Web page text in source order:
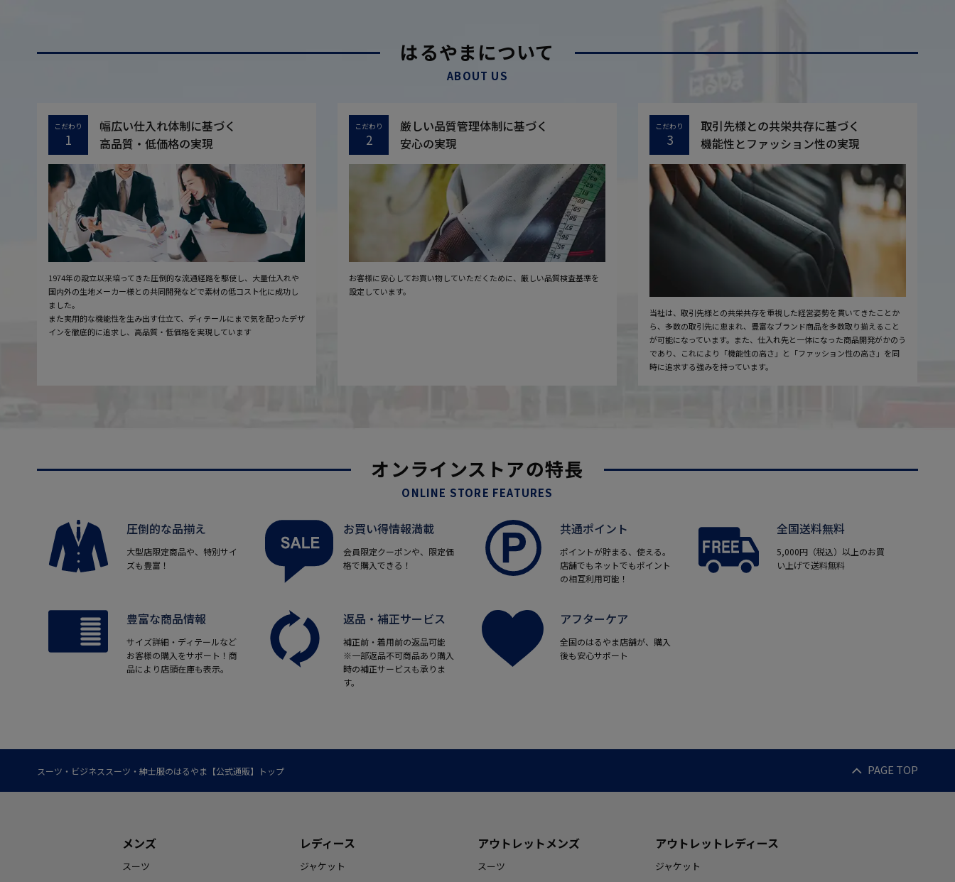
はるやまについて
ABOUT US
こだわり
1
幅広い仕入れ体制に基づく
高品質・低価格の実現
1974年の設立以来培ってきた圧倒的な流通経路を駆使し、大量仕入れや
国内外の生地メーカー様との共同開発などで素材の低コスト化に成功し
ました。
また実用的な機能性を生み出す仕立て、ディテールにまで気を配ったデザ
インを徹底的に追求し、高品質・低価格を実現しています
こだわり
2
厳しい品質管理体制に基づく
安心の実現
お客様に安心してお買い物していただくために、厳しい品質検査基準を
設定しています。
こだわり
3
取引先様との共栄共存に基づく
機能性とファッション性の実現
当社は、取引先様との共栄共存を重視した経営姿勢を貫いてきたことか
ら、多数の取引先に恵まれ、豊富なブランド商品を多数取り揃えること
が可能になっています。また、仕入れ先と一体になった商品開発がかのう
であり、これにより「機能性の高さ」と「ファッション性の高さ」を同
時に追求する強みを持っています。
オンラインストアの特長
ONLINE STORE FEATURES
圧倒的な品揃え
大型店限定商品や、特別サイ
ズも豊富！
お買い得情報満載
会員限定クーポンや、限定価
格で購入できる！
共通ポイント
ポイントが貯まる、使える。
店舗でもネットでもポイント
の相互利用可能！
全国送料無料
5,000円（税込）以上のお買
い上げで送料無料
豊富な商品情報
サイズ詳細・ディテールなど
お客様の購入をサポート！商
品により店頭在庫も表示。
返品・補正サービス
補正前・着用前の返品可能
※一部返品不可商品あり購入
時の補正サービスも承りま
す。
アフターケア
全国のはるやま店舗が、購入
後も安心サポート
スーツ・ビジネススーツ・紳士服のはるやま【公式通販】トップ PAGE TOP
メンズ
スーツ
レディース
ジャケット
アウトレットメンズ
スーツ
アウトレットレディース
ジャケット